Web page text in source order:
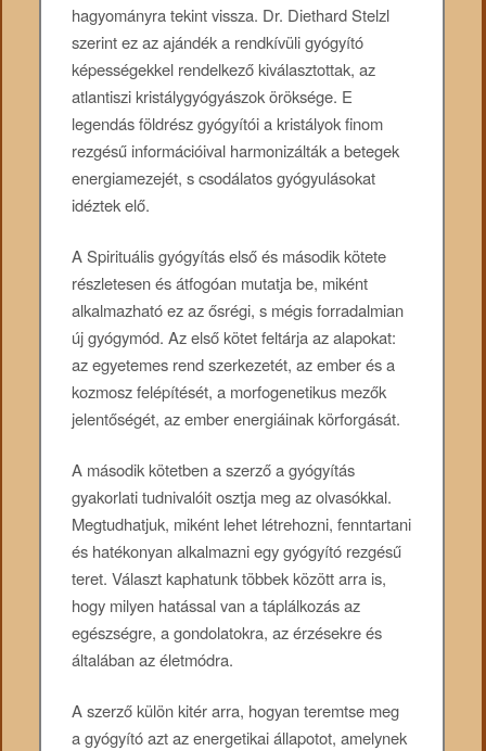
hagyományra tekint vissza. Dr. Diethard Stelzl
szerint ez az ajándék a rendkívüli gyógyító
képességekkel rendelkező kiválasztottak, az
atlantiszi kristálygyógyászok öröksége. E
legendás földrész gyógyítói a kristályok finom
rezgésű információival harmonizálták a betegek
energiamezejét, s csodálatos gyógyulásokat
idéztek elő.
A Spirituális gyógyítás első és második kötete
részletesen és átfogóan mutatja be, miként
alkalmazható ez az ősrégi, s mégis forradalmian
új gyógymód. Az első kötet feltárja az alapokat:
az egyetemes rend szerkezetét, az ember és a
kozmosz felépítését, a morfogenetikus mezők
jelentőségét, az ember energiáinak körforgását.
A második kötetben a szerző a gyógyítás
gyakorlati tudnivalóit osztja meg az olvasókkal.
Megtudhatjuk, miként lehet létrehozni, fenntartani
és hatékonyan alkalmazni egy gyógyító rezgésű
teret. Választ kaphatunk többek között arra is,
hogy milyen hatással van a táplálkozás az
egészségre, a gondolatokra, az érzésekre és
általában az életmódra.
A szerző külön kitér arra, hogyan teremtse meg
a gyógyító azt az energetikai állapotot, amelynek